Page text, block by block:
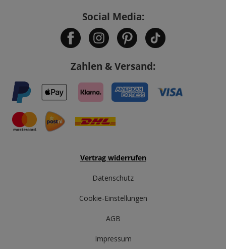
Social Media:
Zahlen & Versand:
Vertrag widerrufen
Datenschutz
Cookie-Einstellungen
AGB
Impressum